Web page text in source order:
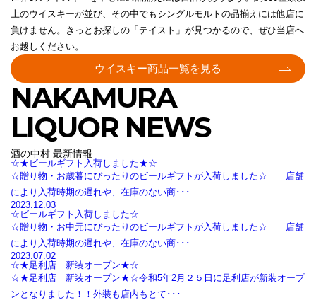
上のウイスキーが並び、その中でもシングルモルトの品揃えには他店に
負けません。きっとお探しの「テイスト」が見つかるので、ぜひ当店へ
お越しください。
ウイスキー商品一覧を見る
NAKAMURA
LIQUOR NEWS
酒の中村 最新情報
☆★ビールギフト入荷しました★☆
☆贈り物・お歳暮にぴったりのビールギフトが入荷しました☆ 店舗
により入荷時期の遅れや、在庫のない商･･･
2023.12.03
☆ビールギフト入荷しました☆
☆贈り物・お中元にぴったりのビールギフトが入荷しました☆ 店舗
により入荷時期の遅れや、在庫のない商･･･
2023.07.02
☆★足利店 新装オープン★☆
☆★足利店 新装オープン★☆令和5年2月２５日に足利店が新装オープ
ンとなりました！！外装も店内もとて･･･